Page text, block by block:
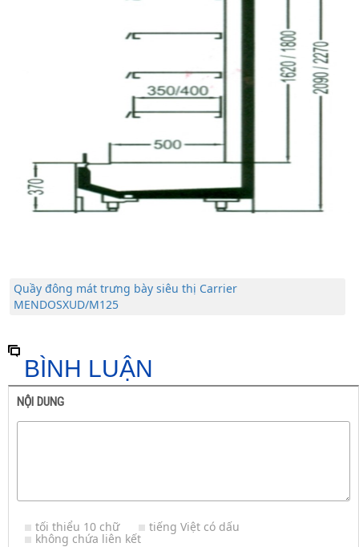
Quầy đông mát trưng bày siêu thị Carrier
MENDOSXUD/M125
BÌNH LUẬN
NỘI DUNG
tối thiểu 10 chữ tiếng Việt có dấu
không chứa liên kết